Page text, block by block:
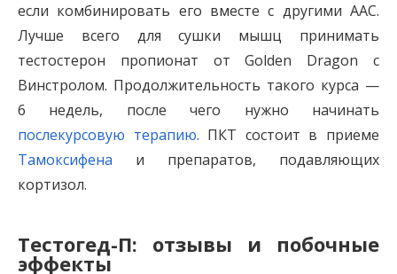
если комбинировать его вместе с другими ААС.
Лучше всего для сушки мышц принимать
тестостерон пропионат от Golden Dragon с
Винстролом. Продолжительность такого курса —
6 недель, после чего нужно начинать
послекурсовую терапию. ПКТ состоит в приеме
Тамоксифена и препаратов, подавляющих
кортизол.
Тестогед-П: отзывы и побочные
эффекты